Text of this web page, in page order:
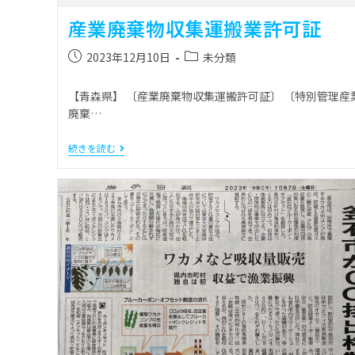
産業廃棄物収集運搬業許可証
2023年12月10日 未分類
【青森県】 〔産業廃棄物収集運搬許可証〕 〔特別管理産
廃棄…
続きを読む